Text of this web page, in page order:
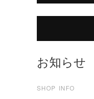
お知らせ
SHOP INFO